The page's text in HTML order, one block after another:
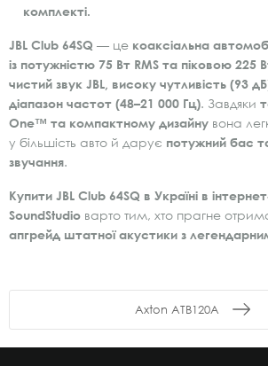
комплекті.
JBL Club 64SQ — це коаксіальна
із потужністю 75 Вт RMS та піковою 225
чистий звук JBL, високу чутливість (93
діапазон частот (48–21 000 Гц). Завдяки
One™ та компактному дизайну вона
у більшість авто й дарує потужний бас
звучання.
Купити JBL Club 64SQ в Україні в
SoundStudio варто тим, хто прагне
апгрейд штатної акустики з
Axton ATB120A